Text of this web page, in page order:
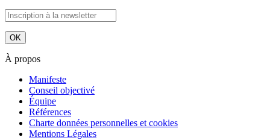
À propos
Manifeste
Conseil objectivé
Équipe
Références
Charte données personnelles et cookies
Mentions Légales